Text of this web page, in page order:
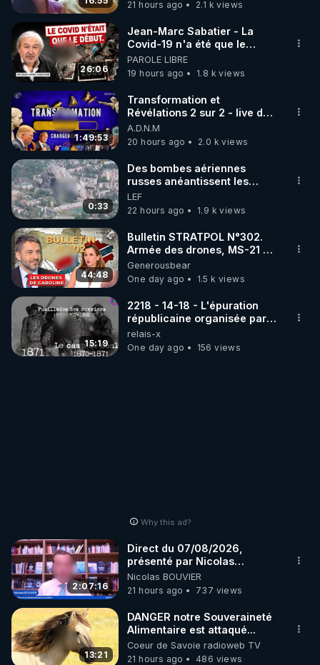
code : REGENERE10
▶ 30 jours gratuit sur l’application de méditation et
de bien-être ENVOL :
Rendez-vous sur https://www.envol.app/code
le code : REGENERE
21 hours ago
2.1 k views
26:06
Jean-Marc Sabatier - La
Covid-19 n'a été que le
début - L'ARNm & l'ARNm-aa
jusqu où auront-t-il ?
PAROLE LIBRE
19 hours ago
1.8 k views
1:49:53
Transformation et
Révélations 2 sur 2 - live du
07/08/26
A.D.N.M
20 hours ago
2.0 k views
0:33
Des bombes aériennes
russes anéantissent les
centres de contrôle de
drones de 3 brigades
ukrainienne
LEF
22 hours ago
1.9 k views
44:48
Bulletin STRATPOL N°302.
Armée des drones, MS-21 en
série, missiles coréens.
07.08.2026.
Generousbear
One day ago
1.5 k views
15:19
2218 - 14-18 - L'épuration
républicaine organisée par
les frères de la truelle
relais-x
One day ago
156 views
Why this ad?
2:07:16
Direct du 07/08/2026,
présenté par Nicolas
BOUVIER
Nicolas BOUVIER
21 hours ago
737 views
13:21
DANGER notre Souveraineté
Alimentaire est attaqué...
Coeur de Savoie radioweb TV
21 hours ago
486 views